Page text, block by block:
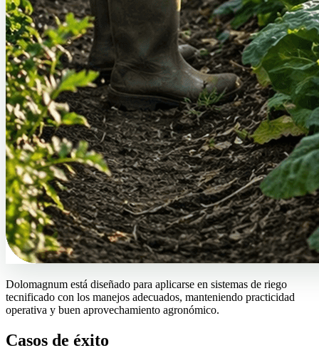
Dolomagnum está diseñado para aplicarse en sistemas de riego
tecnificado con los manejos adecuados, manteniendo practicidad
operativa y buen aprovechamiento agronómico.
Casos de éxito